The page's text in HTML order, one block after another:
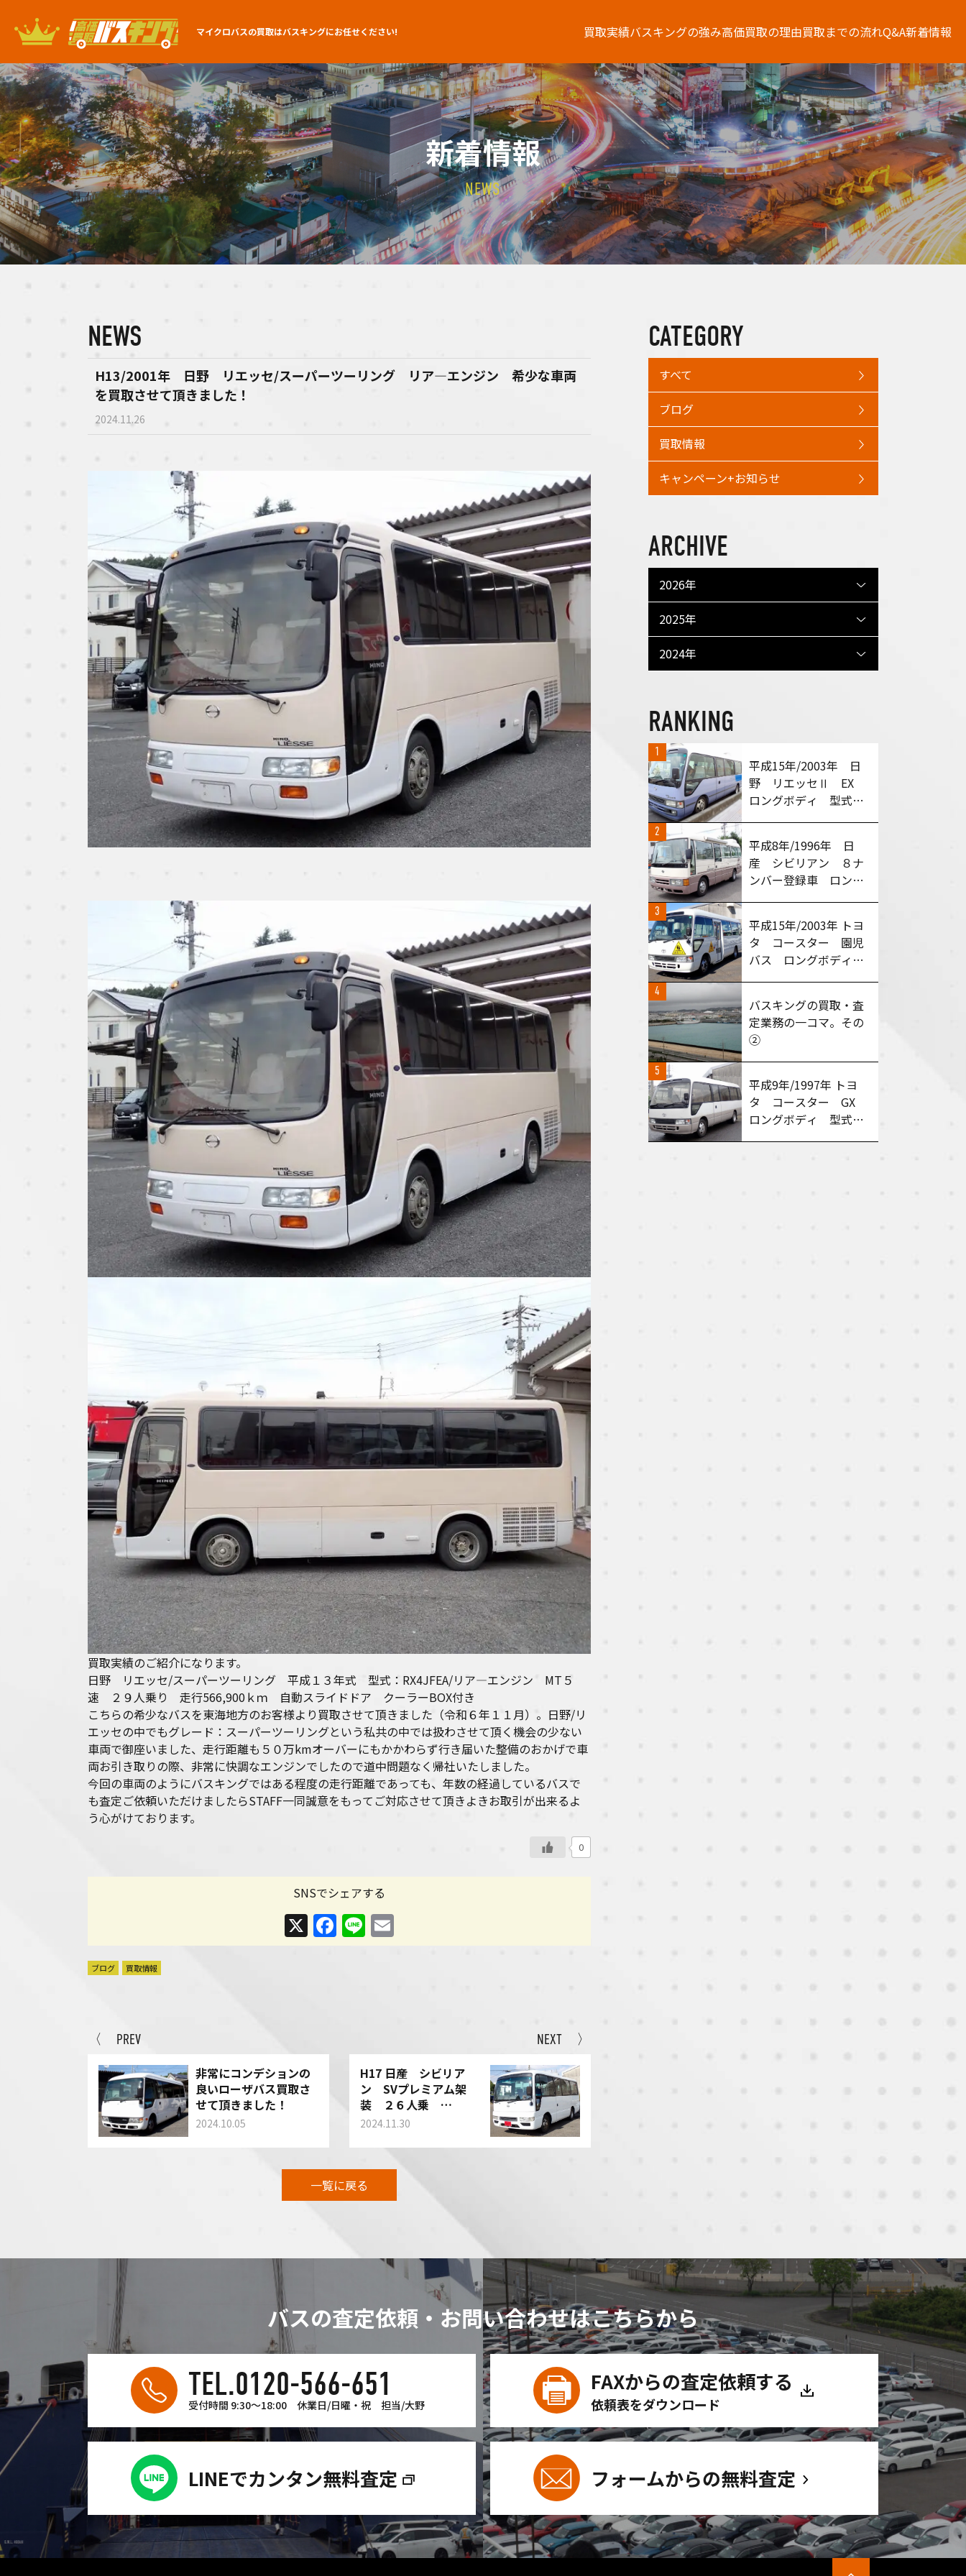
マイクロバスの買取はバスキングにお任せください! 買取実績バスキングの強み高価買取の理由買取までの流れQ&A新着情報
新着情報
NEWS
NEWS
H13/2001年 日野 リエッセ/スーパーツーリング リア―エンジン 希少な車両
を買取させて頂きました！
2024.11.26
買取実績のご紹介になります。
日野 リエッセ/スーパーツーリング 平成１３年式 型式：RX4JFEA/リア―エンジン MT５
速 ２９人乗り 走行566,900ｋｍ 自動スライドドア クーラーBOX付き
こちらの希少なバスを東海地方のお客様より買取させて頂きました（令和６年１１月）。日野/リ
エッセの中でもグレード：スーパーツーリングという私共の中では扱わさせて頂く機会の少ない
車両で御座いました、走行距離も５０万kmオーバーにもかかわらず行き届いた整備のおかげで車
両お引き取りの際、非常に快調なエンジンでしたので道中問題なく帰社いたしました。
今回の車両のようにバスキングではある程度の走行距離であっても、年数の経過しているバスで
も査定ご依頼いただけましたらSTAFF一同誠意をもってご対応させて頂きよきお取引が出来るよ
う心がけております。
0
SNSでシェアする
X Facebook
Line
ブログ 買取情報
〈 PREV
非常にコンデションの
良いローザバス買取さ
せて頂きました！
2024.10.05
NEXT 〉
H17 日産 シビリア
ン SVプレミアム架
装 ２６人乗
DCW41 買い取りさせ
2024.11.30
一覧に戻る
CATEGORY
すべて
ブログ
買取情報
キャンペーン+お知らせ
ARCHIVE
2026年
2025年
2024年
RANKING
1
平成15年/2003年 日
野 リエッセⅡ EX
ロングボディ 型式：
した！
2
平成8年/1996年 日
産 シビリアン ８ナ
ンバー登録車 ロング
買い取りさせて頂きま
した！
3
平成15年/2003年 トヨ
タ コースター 園児
バス ロングボディ
した！
4
バスキングの買取・査
定業務の一コマ。その
②
5
平成9年/1997年 トヨ
タ コースター GX
ロングボディ 型式：
バスの査定依頼・お問い合わせはこちらから
TEL.0120-566-651
受付時間 9:30〜18:00 休業日/日曜・祝 担当/大野
FAXからの査定依頼する
依頼表をダウンロード
LINEでカンタン無料査定 フォームからの無料査定